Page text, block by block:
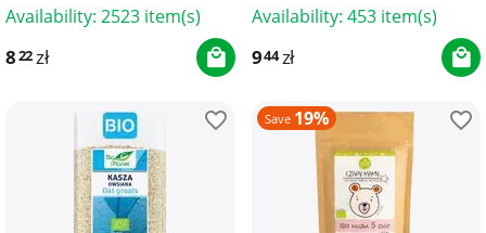
Availability: 2523 item(s)
822zł
Availability: 453 item(s)
944zł
Save 19%